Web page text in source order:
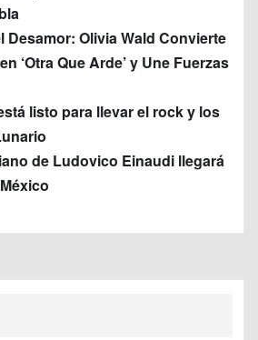
Desamor: Olivia Wald Convierte
‘Otra Que Arde’ y Une Fuerzas
listo para llevar el rock y los
de Ludovico Einaudi llegará